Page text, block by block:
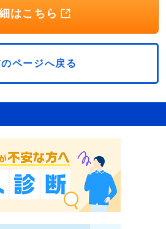
はこちら
ページへ戻る